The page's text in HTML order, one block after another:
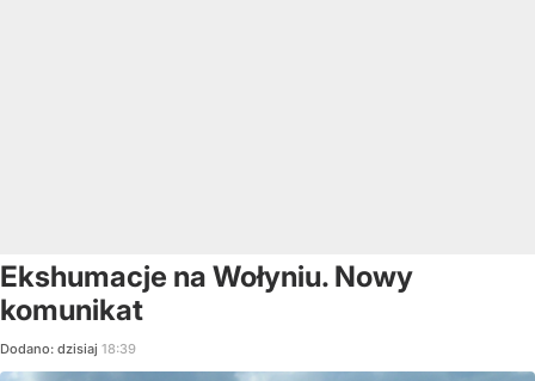
Ekshumacje na Wołyniu. Nowy
komunikat
Dodano: dzisiaj 18:39